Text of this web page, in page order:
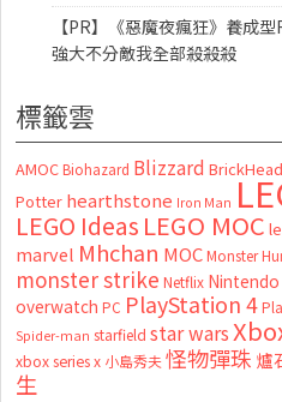
【PR】《惡魔夜瘋狂》養成
強大不分敵我全部殺殺殺
標籤雲
AMOC Biohazard Blizzard
Potter hearthstone Iron Man
LEGO Ideas LEGO MOC
marvel Mhchan MOC Monster
monster strike Netflix Nintendo
overwatch PC PlayStation 4
Spider-man starfield star wars
xbox series x 小島秀夫怪物彈珠 爐
生